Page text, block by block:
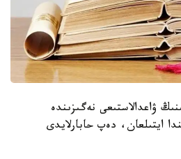
ۋاعدالاستىعى نەگىزىندە
ايتىلعان، دەپ حابارلايدى